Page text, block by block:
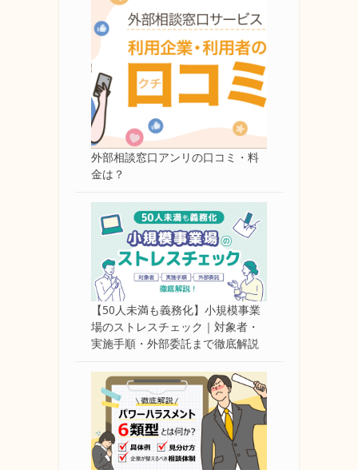
外部相談窓口アンリの口コミ・料
金は？
【50人未満も義務化】小規模事業
場のストレスチェック｜対象者・
実施手順・外部委託まで徹底解説